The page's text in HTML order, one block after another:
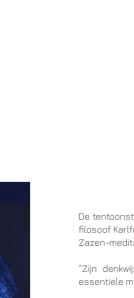
De
filosoof
Zazen-
“Zijn
essentiële